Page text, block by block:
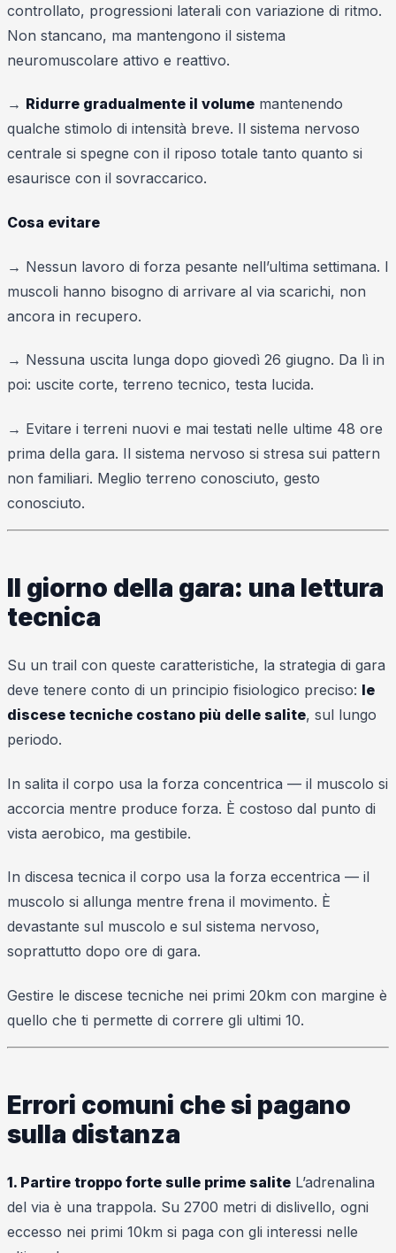
controllato, progressioni laterali con variazione di ritmo.
Non stancano, ma mantengono il sistema
neuromuscolare attivo e reattivo.
→ Ridurre gradualmente il volume mantenendo
qualche stimolo di intensità breve. Il sistema nervoso
centrale si spegne con il riposo totale tanto quanto si
esaurisce con il sovraccarico.
Cosa evitare
→ Nessun lavoro di forza pesante nell’ultima settimana. I
muscoli hanno bisogno di arrivare al via scarichi, non
ancora in recupero.
→ Nessuna uscita lunga dopo giovedì 26 giugno. Da lì in
poi: uscite corte, terreno tecnico, testa lucida.
→ Evitare i terreni nuovi e mai testati nelle ultime 48 ore
prima della gara. Il sistema nervoso si stresa sui pattern
non familiari. Meglio terreno conosciuto, gesto
conosciuto.
Il giorno della gara: una lettura
tecnica
Su un trail con queste caratteristiche, la strategia di gara
deve tenere conto di un principio fisiologico preciso: le
discese tecniche costano più delle salite, sul lungo
periodo.
In salita il corpo usa la forza concentrica — il muscolo si
accorcia mentre produce forza. È costoso dal punto di
vista aerobico, ma gestibile.
In discesa tecnica il corpo usa la forza eccentrica — il
muscolo si allunga mentre frena il movimento. È
devastante sul muscolo e sul sistema nervoso,
soprattutto dopo ore di gara.
Gestire le discese tecniche nei primi 20km con margine è
quello che ti permette di correre gli ultimi 10.
Errori comuni che si pagano
sulla distanza
1. Partire troppo forte sulle prime salite L’adrenalina
del via è una trappola. Su 2700 metri di dislivello, ogni
eccesso nei primi 10km si paga con gli interessi nelle